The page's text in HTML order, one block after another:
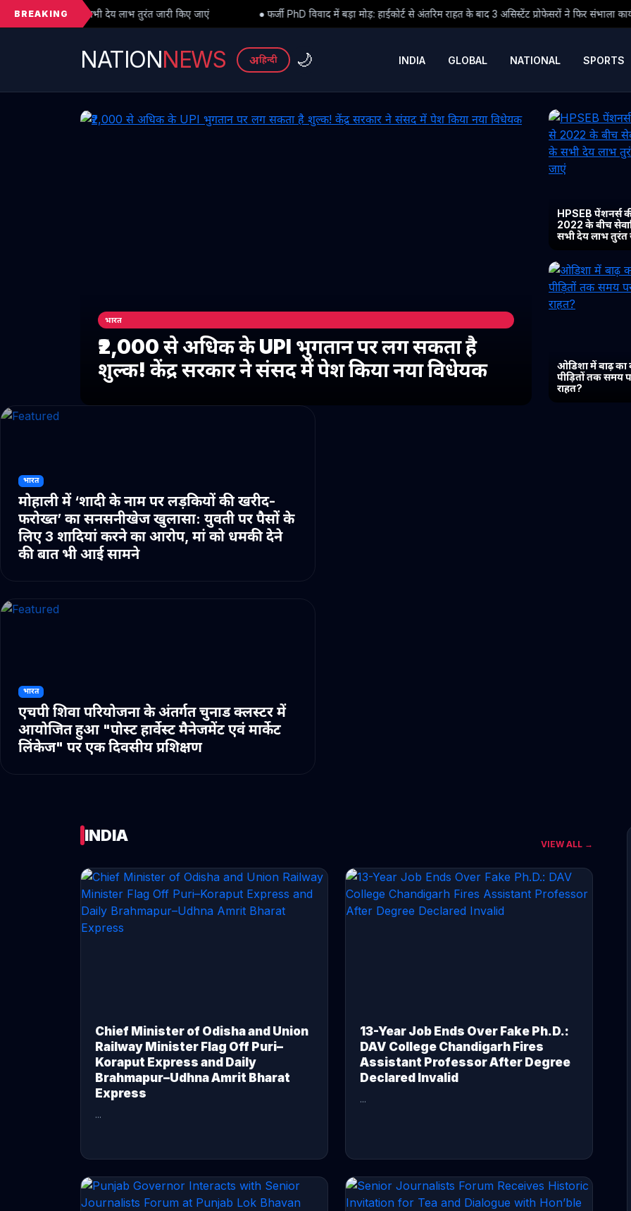
BREAKING
तुरंत जारी किए जाएं ● फर्जी PhD विवाद में बड़ा मोड़: हाईकोर्ट से अंतरिम राहत के बाद 3 असिस्टेंट प्रोफेसरों ने फिर संभाला कार्यभार, 3 अगस्त को होगी अगली
NATIONNEWS अहिन्दी 🌙 INDIA GLOBAL NATIONAL SPORTS
भारत
₹2,000 से अधिक के UPI भुगतान पर लग सकता है
शुल्क! केंद्र सरकार ने संसद में पेश किया नया विधेयक
HPSEB पेंशनर्स
2022 के बीच
सभी देय लाभ तुरंत
ओडिशा में बाढ़ का
पीड़ितों तक समय
राहत?
भारत
मोहाली में ‘शादी के नाम पर लड़कियों की खरीद-
फरोख्त’ का सनसनीखेज खुलासा: युवती पर पैसों के
लिए 3 शादियां करने का आरोप, मां को धमकी देने
की बात भी आई सामने
भारत
एचपी शिवा परियोजना के अंतर्गत चुनाड क्लस्टर में
आयोजित हुआ "पोस्ट हार्वेस्ट मैनेजमेंट एवं मार्केट
लिंकेज" पर एक दिवसीय प्रशिक्षण
INDIA VIEW ALL →
Chief Minister of Odisha and Union
Railway Minister Flag Off Puri–
Koraput Express and Daily
Brahmapur–Udhna Amrit Bharat
Express
...
13-Year Job Ends Over Fake Ph.D.:
DAV College Chandigarh Fires
Assistant Professor After Degree
Declared Invalid
...